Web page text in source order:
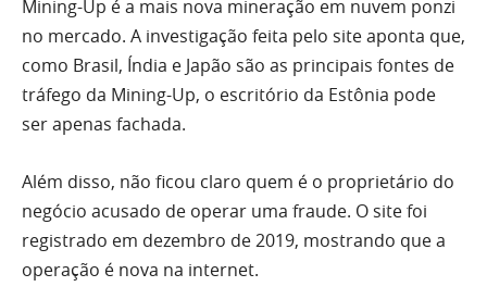
Mining-Up é a mais nova mineração em nuvem ponzi
no mercado. A investigação feita pelo site aponta que,
como Brasil, Índia e Japão são as principais fontes de
tráfego da Mining-Up, o escritório da Estônia pode
ser apenas fachada.
Além disso, não ficou claro quem é o proprietário do
negócio acusado de operar uma fraude. O site foi
registrado em dezembro de 2019, mostrando que a
operação é nova na internet.